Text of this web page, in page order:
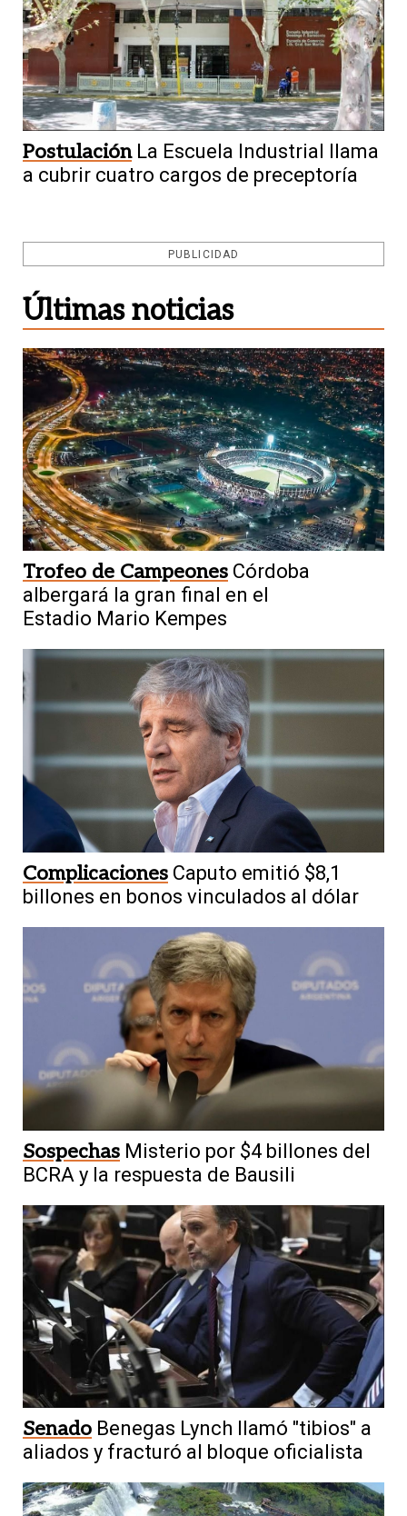
Postulación La Escuela Industrial llama
a cubrir cuatro cargos de preceptoría
PUBLICIDAD
Últimas noticias
Trofeo de Campeones Córdoba
albergará la gran final en el
Estadio Mario Kempes
Complicaciones Caputo emitió $8,1
billones en bonos vinculados al dólar
Sospechas Misterio por $4 billones del
BCRA y la respuesta de Bausili
Senado Benegas Lynch llamó "tibios" a
aliados y fracturó al bloque oficialista